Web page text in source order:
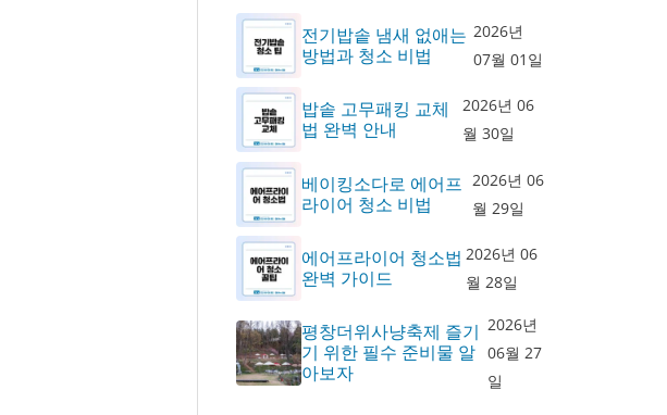
전기밥솥 냄새 없애는
방법과 청소 비법
2026년
07월 01일
밥솥 고무패킹 교체
법 완벽 안내
2026년 06
월 30일
베이킹소다로 에어프
라이어 청소 비법
2026년 06
월 29일
에어프라이어 청소법
완벽 가이드
2026년 06
월 28일
평창더위사냥축제 즐기
기 위한 필수 준비물 알
아보자
2026년
06월 27
일